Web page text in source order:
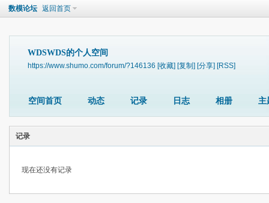
数模论坛 返回首页
WDSWDS的个人空间
https://www.shumo.com/forum/?146136 [收藏] [复制] [分享] [RSS]
空间首页 动态 记录 日志 相册 主
记录
现在还没有记录